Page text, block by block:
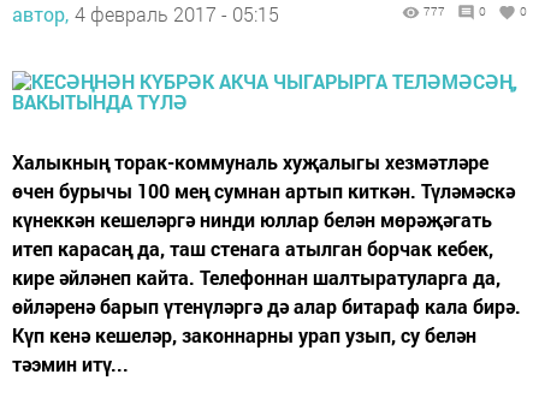
автор, 4 февраль 2017 - 05:15 777 0 0
Халыкның торак-коммуналь хуҗалыгы хезмәтләре
өчен бурычы 100 мең сумнан артып киткән. Түләмәскә
күнеккән кешеләргә нинди юллар белән мөрәҗәгать
итеп карасаң да, таш стенага атылган борчак кебек,
кире әйләнеп кайта. Телефоннан шалтыратуларга да,
өйләренә барып үтенүләргә дә алар битараф кала бирә.
Күп кенә кешеләр, законнарны урап узып, су белән
тәэмин итү...